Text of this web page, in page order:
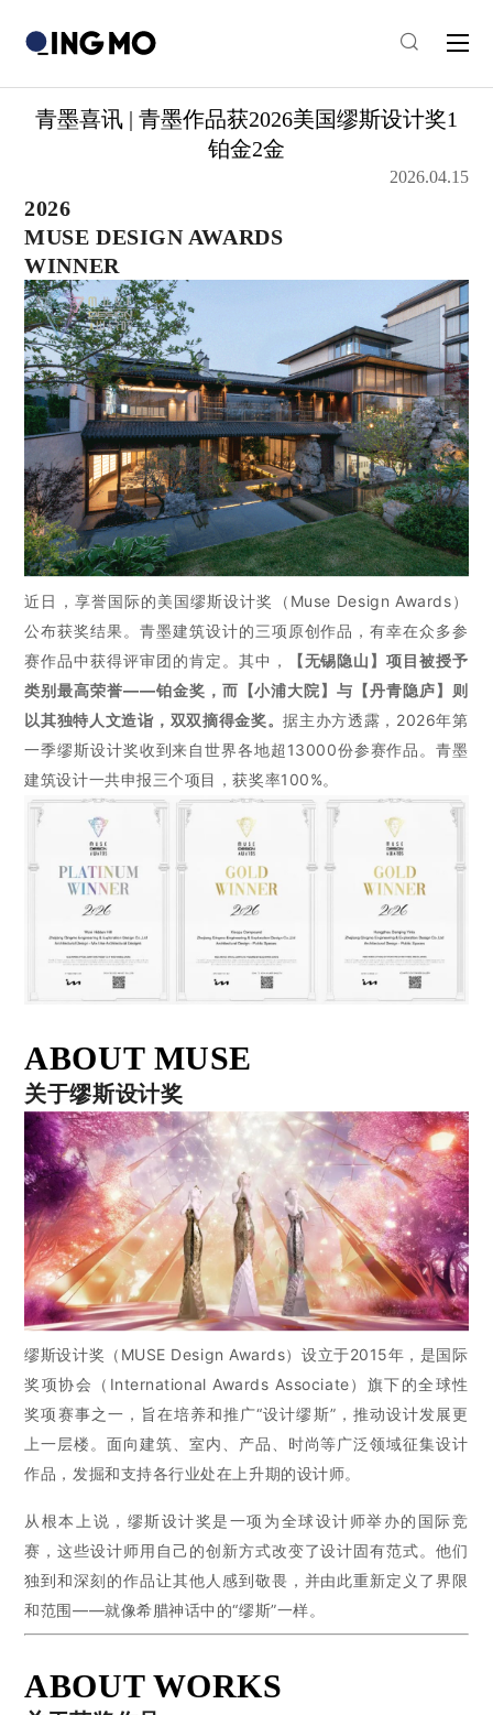
青墨喜讯 | 青墨作品获2026美国缪斯设计奖1
铂金2金
2026.04.15
2026
MUSE DESIGN AWARDS
WINNER
近日，享誉国际的美国缪斯设计奖（Muse Design Awards）
公布获奖结果。青墨建筑设计的三项原创作品，有幸在众多参
赛作品中获得评审团的肯定。其中，
【无锡隐山 】项目被授予
类别最高荣誉——铂金奖， 而 【小浦大院】与 【丹青隐庐】 则
以其独特人文造诣，双双摘得金奖。据主办方透露，2026年第
一季缪斯设计奖收到来自世界各地超13000份参赛作品。青墨
建筑设计一共申报三个项目，获奖率100%。
ABOUT MUSE
关于缪斯设计奖
缪斯设计奖（MUSE Design Awards）设立于2015年，是国际
奖项协会（International Awards Associate）旗下的全球性
奖项赛事之一，旨在培养和推广“设计缪斯”，推动设计发展更
上一层楼。面向建筑、室内、产品、时尚等广泛领域征集设计
作品，发掘和支持各行业处在上升期的设计师。
从根本上说，缪斯设计奖是一项为全球设计师举办的国际竞
赛，这些设计师用自己的创新方式改变了设计固有范式。他们
独到和深刻的作品让其他人感到敬畏，并由此重新定义了界限
和范围——就像希腊神话中的“缪斯”一样。
ABOUT WORKS